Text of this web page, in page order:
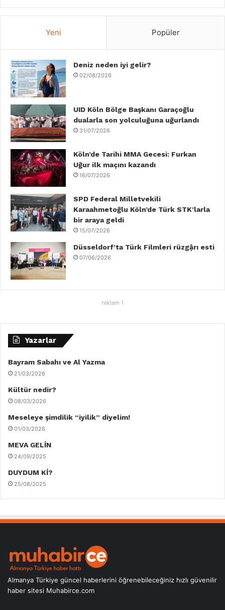
a
b
o
o
k
w
t
r
i
e
I
n
o
u
e
n
r
i
Yeni Popüler
Deniz neden iyi gelir?
02/08/2026
UID Köln Bölge Başkanı Garaçoğlu
dualarla son yolculuğuna uğurlandı
31/07/2026
Köln’de Tarihi MMA Gecesi: Furkan
Uğur ilk maçını kazandı
16/07/2026
SPD Federal Milletvekili
Karaahmetoğlu Köln’de Türk STK’larla
bir araya geldi
15/07/2026
Düsseldorf’ta Türk Filmleri rüzgậrı esti
07/06/2026
reklam 1
Yazarlar
Bayram Sabahı ve Al Yazma
21/03/2026
Kültür nedir?
08/03/2026
Meseleye şimdilik “iyilik” diyelim!
01/03/2026
MEVA GELİN
24/09/2025
DUYDUM Kİ?
25/08/2025
Almanya Türkiye güncel haberlerini öğrenebileceğiniz hızlı güvenilir
haber sitesi Muhabirce.com